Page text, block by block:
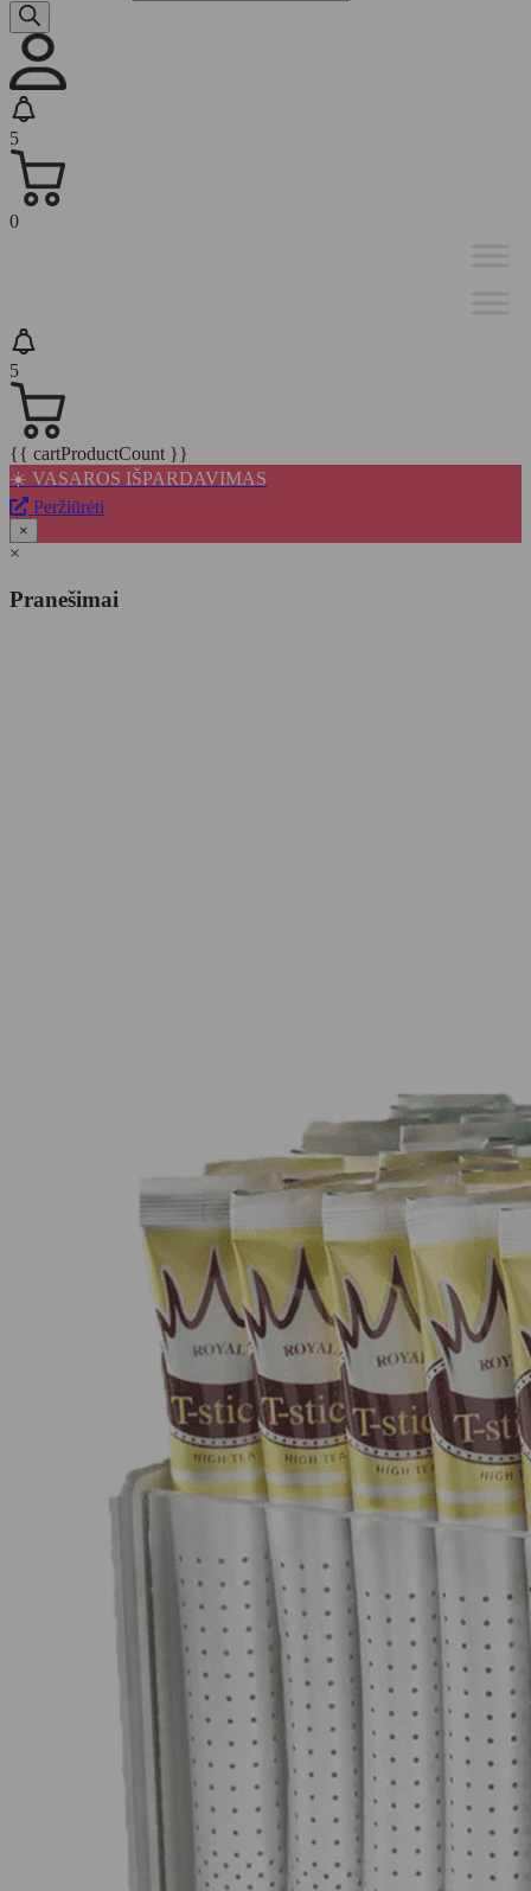
5
0
5
{{ cartProductCount }}
☀️ VASAROS IŠPARDAVIMAS
Peržiūrėti
×
×
Pranešimai